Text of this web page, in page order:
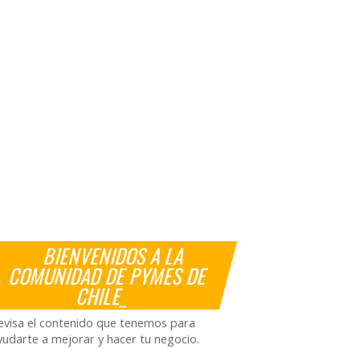
BIENVENIDOS A LA
COMUNIDAD DE PYMES DE
CHILE_
el contenido que tenemos para
a mejorar y hacer tu negocio.